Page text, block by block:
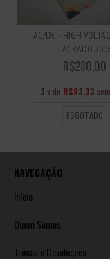
AC/DC - HIGH
LACRADO 2003
R$280,00
3 x de R$93,33
ESGOTADO
NAVEGAÇÃO
Início
Quem Somos
Trocas e Devoluções